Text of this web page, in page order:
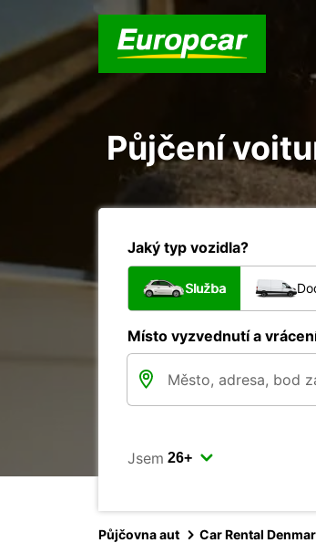
Půjčení
Jaký typ vozidla?
Služba
Místo vyzvednutí a
Jsem
Půjčovna aut Car Rental